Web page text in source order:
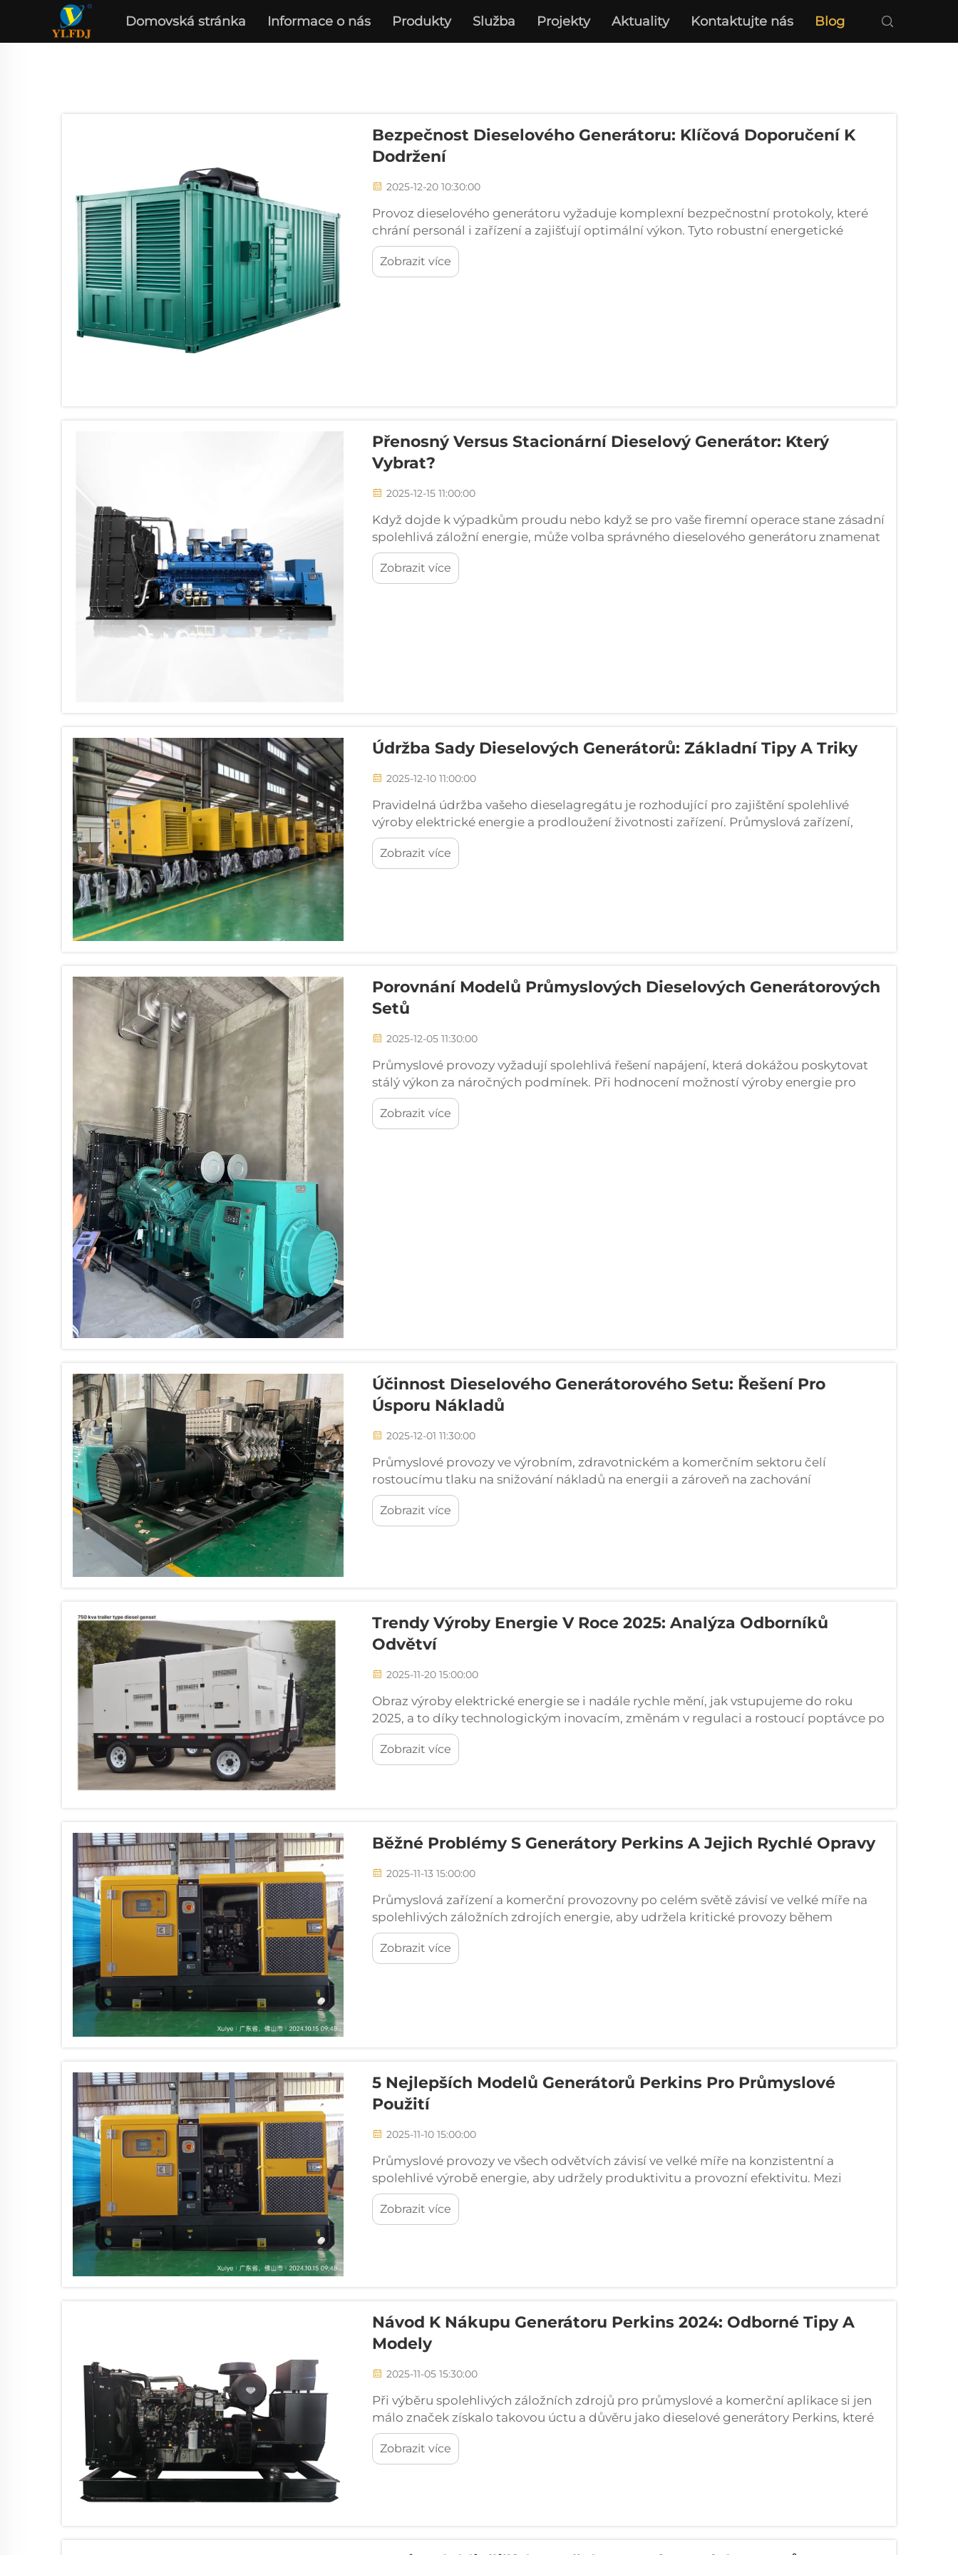
Domovská stránka Informace o nás Produkty Služba Projekty Aktuality Kontaktujte nás Blog
Bezpečnost Dieselového Generátoru: Klíčová Doporučení K
Dodržení
2025-12-20 10:30:00
Provoz dieselového generátoru vyžaduje komplexní bezpečnostní protokoly, které
chrání personál i zařízení a zajišťují optimální výkon. Tyto robustní energetické
systémy hrají klíčovou roli v průmyslových, komerčních i rezidenčních aplikacích, f...
Zobrazit více
Přenosný Versus Stacionární Dieselový Generátor: Který
Vybrat?
2025-12-15 11:00:00
Když dojde k výpadkům proudu nebo když se pro vaše firemní operace stane zásadní
spolehlivá záložní energie, může volba správného dieselového generátoru znamenat
rozdíl mezi hladkým pokračováním provozu a nákladnými prostoji. Rozhodnutí mezi
přenosnými a...
Zobrazit více
Údržba Sady Dieselových Generátorů: Základní Tipy A Triky
2025-12-10 11:00:00
Pravidelná údržba vašeho dieselagregátu je rozhodující pro zajištění spolehlivé
výroby elektrické energie a prodloužení životnosti zařízení. Průmyslová zařízení,
nemocnice, datová centra a komerční budovy jsou závislé na těchto robustních
dieselagregátech ...
Zobrazit více
Porovnání Modelů Průmyslových Dieselových Generátorových
Setů
2025-12-05 11:30:00
Průmyslové provozy vyžadují spolehlivá řešení napájení, která dokážou poskytovat
stálý výkon za náročných podmínek. Při hodnocení možností výroby energie pro
výrobní zařízení, stavby nebo nouzové záložní systémy, je třeba...
Zobrazit více
Účinnost Dieselového Generátorového Setu: Řešení Pro
Úsporu Nákladů
2025-12-01 11:30:00
Průmyslové provozy ve výrobním, zdravotnickém a komerčním sektoru čelí
rostoucímu tlaku na snižování nákladů na energii a zároveň na zachování
spolehlivého napájení. Dieselový generátor nabízí efektivní řešení záložního napájení,
které vyvažuje provoz...
Zobrazit více
Trendy Výroby Energie V Roce 2025: Analýza Odborníků
Odvětví
2025-11-20 15:00:00
Obraz výroby elektrické energie se i nadále rychle mění, jak vstupujeme do roku
2025, a to díky technologickým inovacím, změnám v regulaci a rostoucí poptávce po
spolehlivých energetických řešeních. Odborníci odvětví jsou svědky
bezprecedentních změn v tom, jak organizace...
Zobrazit více
Běžné Problémy S Generátory Perkins A Jejich Rychlé Opravy
2025-11-13 15:00:00
Průmyslová zařízení a komerční provozovny po celém světě závisí ve velké míře na
spolehlivých záložních zdrojích energie, aby udržela kritické provozy během
výpadků. Mezi nejdůvěryhodnějšími jmény v oboru výroby generátorů si Perkins
získal...
Zobrazit více
5 Nejlepších Modelů Generátorů Perkins Pro Průmyslové
Použití
2025-11-10 15:00:00
Průmyslové provozy ve všech odvětvích závisí ve velké míře na konzistentní a
spolehlivé výrobě energie, aby udržely produktivitu a provozní efektivitu. Mezi
předními výrobci v oblasti výroby energie si firma Perkins vytvořila...
Zobrazit více
Návod K Nákupu Generátoru Perkins 2024: Odborné Tipy A
Modely
2025-11-05 15:30:00
Při výběru spolehlivých záložních zdrojů pro průmyslové a komerční aplikace si jen
málo značek získalo takovou úctu a důvěru jako dieselové generátory Perkins, které
si je vysloužily během desetiletí ověřeného výkonu. Tyto robustní systémy pro výrobu
energie h...
Zobrazit více